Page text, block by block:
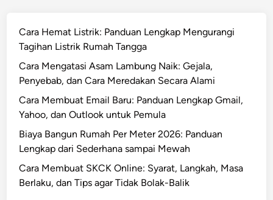
Cara Hemat Listrik: Panduan Lengkap Mengurangi
Tagihan Listrik Rumah Tangga
Cara Mengatasi Asam Lambung Naik: Gejala,
Penyebab, dan Cara Meredakan Secara Alami
Cara Membuat Email Baru: Panduan Lengkap Gmail,
Yahoo, dan Outlook untuk Pemula
Biaya Bangun Rumah Per Meter 2026: Panduan
Lengkap dari Sederhana sampai Mewah
Cara Membuat SKCK Online: Syarat, Langkah, Masa
Berlaku, dan Tips agar Tidak Bolak-Balik